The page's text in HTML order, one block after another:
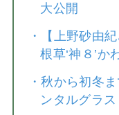
大公開
・
【上野砂由
根草‘神８’か
・秋から初冬
ンタルグラ